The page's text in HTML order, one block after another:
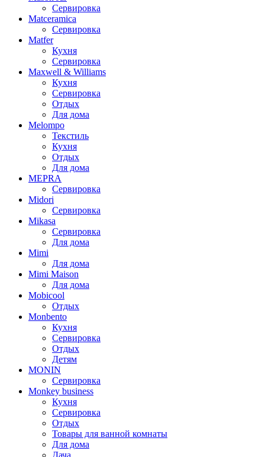
Сервировка
Matceramica
Сервировка
Matfer
Кухня
Сервировка
Maxwell & Williams
Кухня
Сервировка
Отдых
Для дома
Melompo
Текстиль
Кухня
Отдых
Для дома
MEPRA
Сервировка
Midori
Сервировка
Mikasa
Сервировка
Для дома
Mimi
Для дома
Mimi Maison
Для дома
Mobicool
Отдых
Monbento
Кухня
Сервировка
Отдых
Детям
MONIN
Сервировка
Monkey business
Кухня
Сервировка
Отдых
Товары для ванной комнаты
Для дома